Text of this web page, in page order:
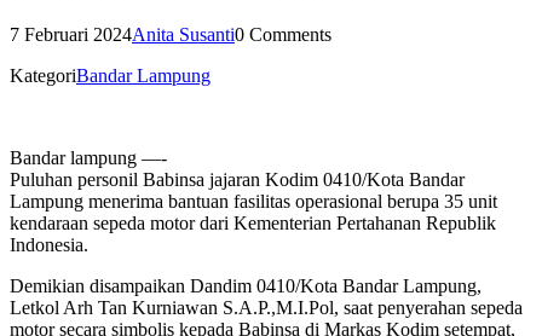
7 Februari 2024Anita Susanti0 Comments
KategoriBandar Lampung
Bandar lampung —-
Puluhan personil Babinsa jajaran Kodim 0410/Kota Bandar
Lampung menerima bantuan fasilitas operasional berupa 35 unit
kendaraan sepeda motor dari Kementerian Pertahanan Republik
Indonesia.
Demikian disampaikan Dandim 0410/Kota Bandar Lampung,
Letkol Arh Tan Kurniawan S.A.P.,M.I.Pol, saat penyerahan sepeda
motor secara simbolis kepada Babinsa di Markas Kodim setempat,